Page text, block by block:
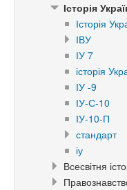
Історія
Історія
ІВУ
ІУ 7
ІУ -9
ІУ-С-10
ІУ-10-П
стандарт
іу
Всесвітня